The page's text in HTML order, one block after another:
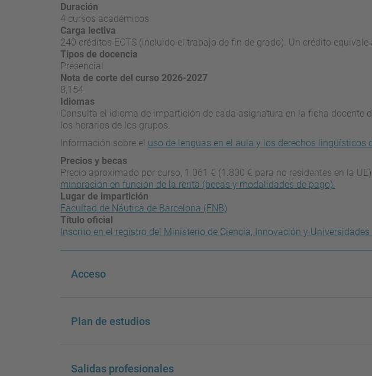
Duración
4 cursos académicos
Carga lectiva
240 créditos ECTS (incluido el trabajo de fin de grado). Un crédito
Tipos de docencia
Presencial
Nota de corte del curso 2026-2027
8,154
Idiomas
Consulta el idioma de impartición de cada asignatura en la ficha docente
los horarios de los grupos.
Información sobre el uso de lenguas en el aula y los derechos lingüísticos
Precios y becas
Precio aproximado por curso, 1.061 € (1.800 € para no residentes en la UE).
minoración en función de la renta (becas y modalidades de pago).
Lugar de impartición
Facultad de Náutica de Barcelona (FNB)
Título oficial
Inscrito en el registro del Ministerio de Ciencia, Innovación y Universidades
Acceso
Plan de estudios
Salidas profesionales